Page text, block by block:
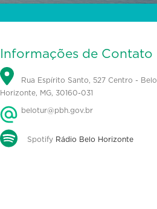
Informações de Contato
Rua Espírito Santo, 527 Centro - Belo
Horizonte, MG, 30160-031
belotur@pbh.gov.br
Spotify Rádio Belo Horizonte